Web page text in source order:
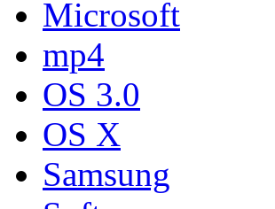
Microsoft
mp4
OS 3.0
OS X
Samsung